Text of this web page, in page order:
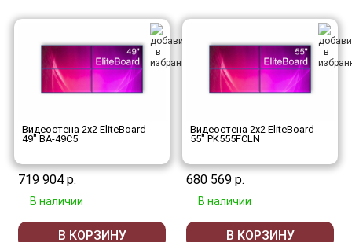
Видеостена 2x2 EliteBoard
49" BA-49C5
719 904 р.
В наличии
В КОРЗИНУ
Видеостена 2x2 EliteBoard
55" PK555FCLN
680 569 р.
В наличии
В КОРЗИНУ